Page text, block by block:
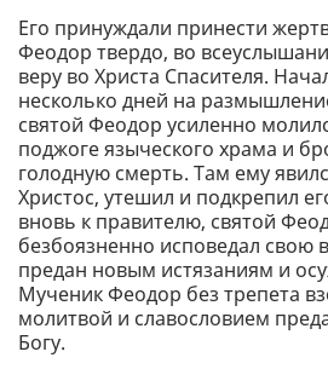
Его принуждали принести
Феодор твердо, во
веру во Христа Спасителя.
несколько дней на
святой Феодор усиленно
поджоге языческого храма и
голодную смерть. Там ему
Христос, утешил и подкрепил
вновь к правителю, святой
безбоязненно исповедал свою
предан новым истязаниям и
Мученик Феодор без трепета
молитвой и славословием
Богу.